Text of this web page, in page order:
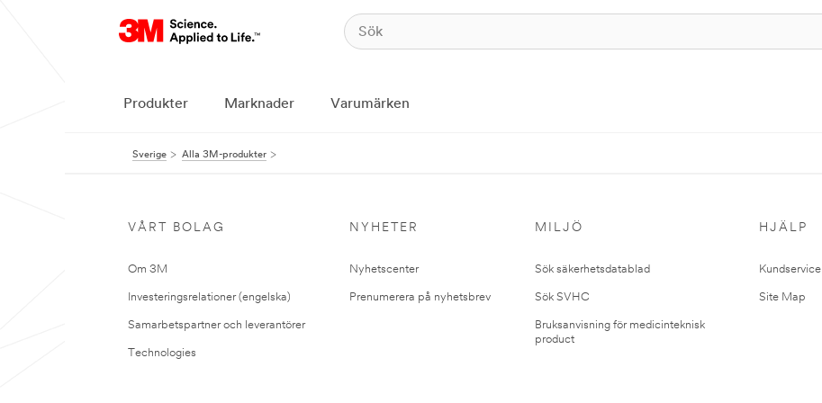
Produkter Marknader Varumärken
Sverige Alla 3M-produkter
VÅRT BOLAG
Om 3M
Investeringsrelationer (engelska)
Samarbetspartner och leverantörer
Technologies
NYHETER
Nyhetscenter
Prenumerera på nyhetsbrev
MILJÖ
Sök säkerhetsdatablad
Sök SVHC
Bruksanvisning för medicinteknisk
product
HJÄLP
Kundservice
Site Map